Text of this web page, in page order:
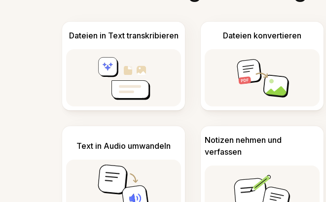
Dateien in Text transkribieren Dateien konvertieren
Text in Audio umwandeln
Notizen nehmen und
verfassen